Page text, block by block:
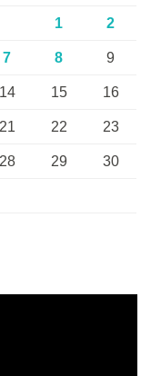
1 2
7 8 9
14 15 16
21 22 23
28 29 30